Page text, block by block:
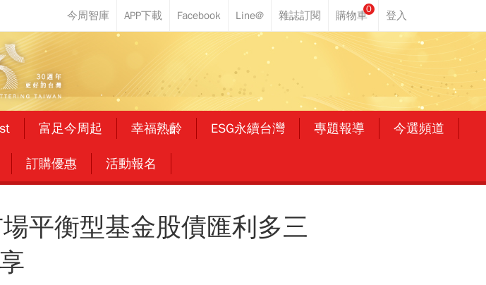
0
富足今周起 幸福熟齡 ESG永續台灣 專題報導 今選頻道
訂購優惠 活動報名
平衡型基金股債匯利多三
享